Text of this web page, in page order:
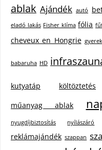
ablak Ajándék autó
eladó lakás Fisher klíma fólia
cheveux en Hongrie
babaruha HD
kutyatáp költöztetés
műanyag ablak
nyugdíjbiztosítás nyílászáró
reklámajándék szappan